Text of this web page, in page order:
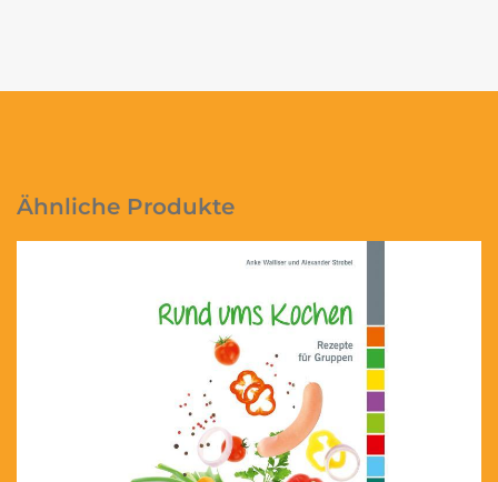
Ähnliche Produkte